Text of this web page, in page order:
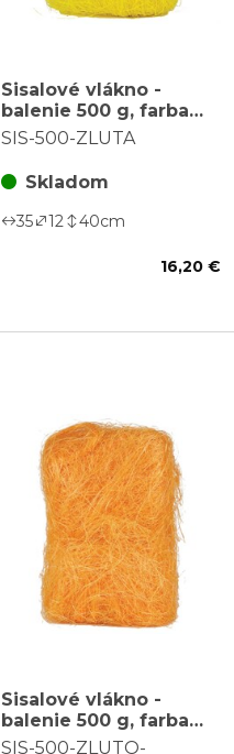
Sisalové vlákno -
balenie 500 g, farba
žltá
SIS-500-ZLUTA
Skladom
35 12 40cm
16,20 €
Sisalové vlákno -
balenie 500 g, farba
žlto-oranžová
SIS-500-ZLUTO-